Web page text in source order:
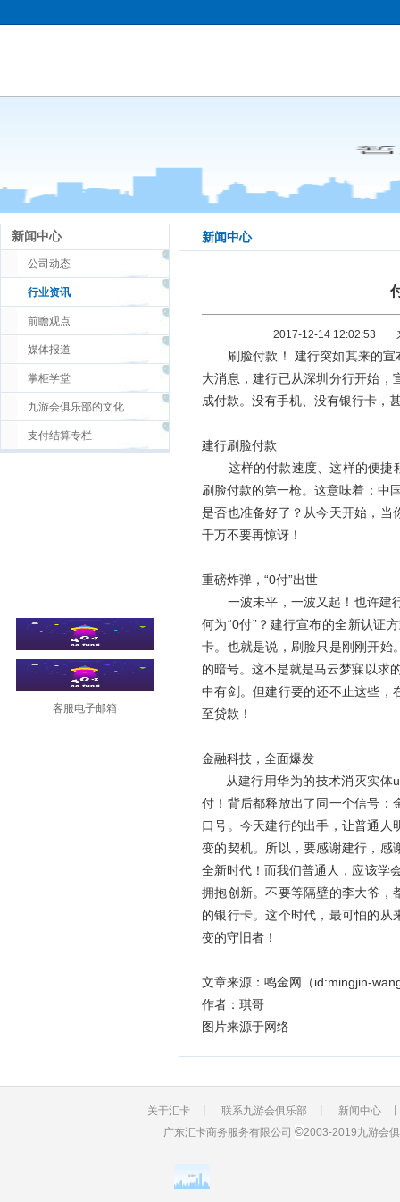
新闻中心
公司动态
行业资讯
前瞻观点
媒体报道
掌柜学堂
九游会俱乐部的文化
支付结算专栏
客服电子邮箱
新闻中心
2017-12-14 12:02:53
刷脸付款！ 建行突如其来的宣
大消息，建行已从深圳分行开始，
成付款。没有手机、没有银行卡，
建行刷脸付款
这样的付款速度、这样的便捷程
刷脸付款的第一枪。这意味着：中
是否也准备好了？从今天开始，当
千万不要再惊讶！
重磅炸弹，“0付”出世
一波未平，一波又起！也许建行
何为“0付”？建行宣布的全新认证
卡。也就是说，刷脸只是刚刚开始
的暗号。这不是就是马云梦寐以求
中有剑。但建行要的还不止这些，
至贷款！
金融科技，全面爆发
从建行用华为的技术消灭实体u
付！背后都释放出了同一个信号：
口号。今天建行的出手，让普通人
变的契机。所以，要感谢建行，感
全新时代！而我们普通人，应该学
拥抱创新。不要等隔壁的李大爷，
的银行卡。这个时代，最可怕的从
变的守旧者！
文章来源：鸣金网（id:mingjin-
作者：琪哥
图片来源于网络
关于汇卡 联系九游会俱乐部 新闻中心
广东汇卡商务服务有限公司 ©2003-2019九游会